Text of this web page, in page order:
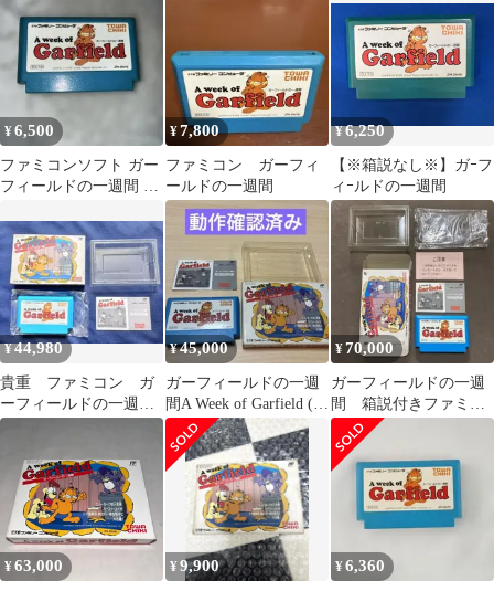
¥6,500
ファミコンソフト ガー
フィールドの一週間 A
¥7,800
ファミコン ガーフィ
ールドの一週間
¥6,250
【※箱説なし※】ガｰフ
ィｰルドの一週間
¥44,980
貴重 ファミコン ガ
ーフィールドの一週
間 箱説明書あり
¥45,000
ガーフィールドの一週
間A Week of Garfield (フ
ァミコンソフト)
¥70,000
ガーフィールドの一週
間 箱説付きファミコ
ンソフト
¥63,000 ¥9,900 ¥6,360